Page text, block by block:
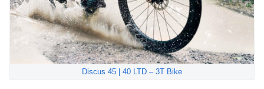
Discus 45 | 40 LTD – 3T Bike